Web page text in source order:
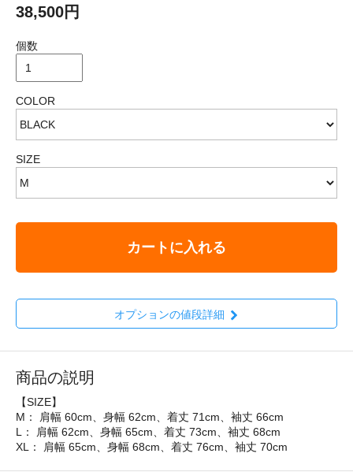
38,500円
個数
COLOR
SIZE
カートに入れる
オプションの値段詳細
商品の説明
【SIZE】
M： 肩幅 60cm、身幅 62cm、着丈 71cm、袖丈 66cm
L： 肩幅 62cm、身幅 65cm、着丈 73cm、袖丈 68cm
XL： 肩幅 65cm、身幅 68cm、着丈 76cm、袖丈 70cm